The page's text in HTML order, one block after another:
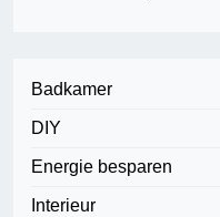
Badkamer
DIY
Energie besparen
Interieur